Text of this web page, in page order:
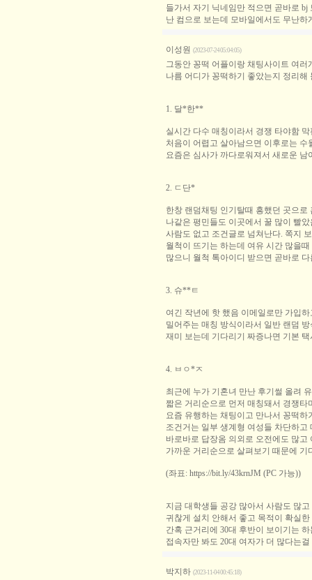
들가서 자기 닉네임만 적으면 곧바로 bj
난 컴으로 보는데 모바일에서도 무난하
이성원 (2023-07-24 05:04:05)
그동안 꽁떡 어플이랑 채팅사이트 여러
나름 어디가 꽁떡하기 좋았는지 정리해
1. 달*한**
실시간 다수 매칭이라서 경쟁 타야함
처음이 어렵고 살아남으면 이후로는 수
요즘은 심사가 까다로워져서 새로운 남
2. ㄷ단*
한창 랜덤채팅 인기탈때 흥했던 곳으로
나같은 평민들도 이곳에서 꿀 많이 빨
사람도 없고 조건글로 넘쳐난다. 쪽지
월척이 뜨기는 하는데 여유 시간 많을
많으니 월척 톡아이디 받으면 곧바로
3. 슈**ㅌ
여긴 작년에 핫 했음 이메일로만 가입
밀어주는 매칭 방식이라서 일반 랜덤
재미 보는데 기다리기 짜증나면 기본
4. ㅂㅇ*ㅈ
최근에 누가 기혼녀 만난 후기썰 올려
짧은 거리순으로 먼저 매칭돼서 경쟁타
요즘 유행하는 채팅이고 만나서 꽁떡하
조건거는 일부 생계형 여성들 차단하고
바로바로 답장옴 의외로 오전에도 많고
가까운 거리순으로 살펴보기 때문에 기
(좌표: https://bit.ly/43krnJM (PC 가능))
지금 대학생들 공강 많아서 사람도 많
귀찮게 설치 안해서 좋고 목적이 확실
간혹 근거리에 30대 후반이 보이기는
접속자만 봐도 20대 여자가 더 많다는
박지하 (2023-11-04 00:45:18)